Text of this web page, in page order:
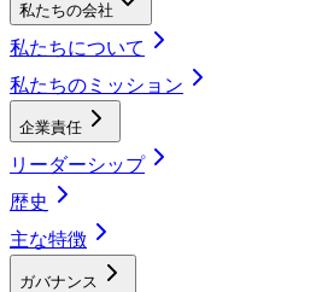
私たちの会社
私たちについて
私たちのミッション
企業責任
リーダーシップ
歴史
主な特徴
ガバナンス